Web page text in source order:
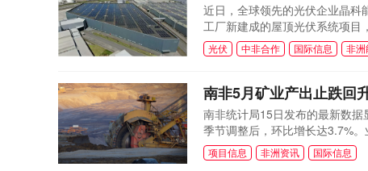
近日，全球领先的光伏企业晶
工厂新建成的屋顶光伏系统项
Menlo Electric South Africa协同
展和清洁能源转型注入全新动能
光伏 中非合作 国际信息 非洲
南非5月矿业产出止跌回
南非统计局15日发布的最新数
季节调整后，环比增长达3.7%
被视作矿业板块逐步企稳的信号
点;而锰矿和煤炭产出则分别下
项目信息 非洲资讯 国际信息